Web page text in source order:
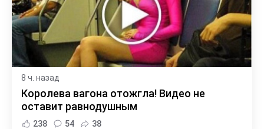
8 ч. назад
Королева вагона отожгла! Видео не
оставит равнодушным
238 54 38